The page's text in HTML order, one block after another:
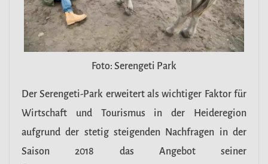
Foto: Serengeti Park
Der Serengeti-Park erweitert als wichtiger Faktor für
Wirtschaft und Tourismus in der Heideregion
aufgrund der stetig steigenden Nachfragen in der
Saison 2018 das Angebot seiner